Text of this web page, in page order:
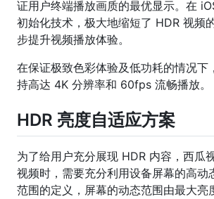
证用户终端播放画质的最优显示。在
初始化技术，极大地缩短了 HDR 视频
步提升视频播放体验。
在保证极致色彩体验及低功耗的情况下
持高达 4K 分辨率和 60fps 流畅播放。
HDR 亮度自适应方案
为了给用户充分展现 HDR 内容，西瓜
视频时，需要充分利用设备屏幕的高动
范围的定义，屏幕的动态范围由最大亮